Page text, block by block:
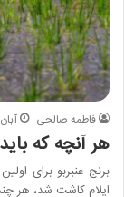
فاطمه صالحی آبان 28, 1399
هر آنچه که
برنج عنبربو برای
ایلام کاشت شد، هر